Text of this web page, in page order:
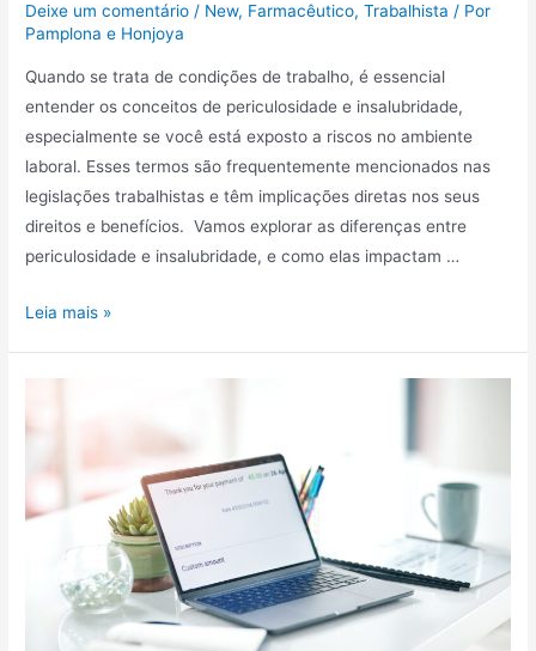
Deixe um comentário / New, Farmacêutico,Trabalhista / Por
Pamplona e Honjoya
Quando se trata de condições de trabalho, é essencial
entender os conceitos de periculosidade e insalubridade,
especialmente se você está exposto a riscos no ambiente
laboral. Esses termos são frequentemente mencionados nas
legislações trabalhistas e têm implicações diretas nos seus
direitos e benefícios. Vamos explorar as diferenças entre
periculosidade e insalubridade, e como elas impactam …
Leia mais »